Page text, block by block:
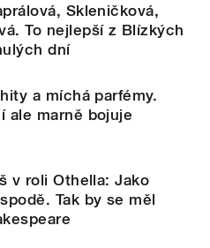
Skleničková,
To nejlepší z Blízkých
dní
a míchá parfémy.
ale marně bojuje
v roli Othella: Jako
Tak by se měl